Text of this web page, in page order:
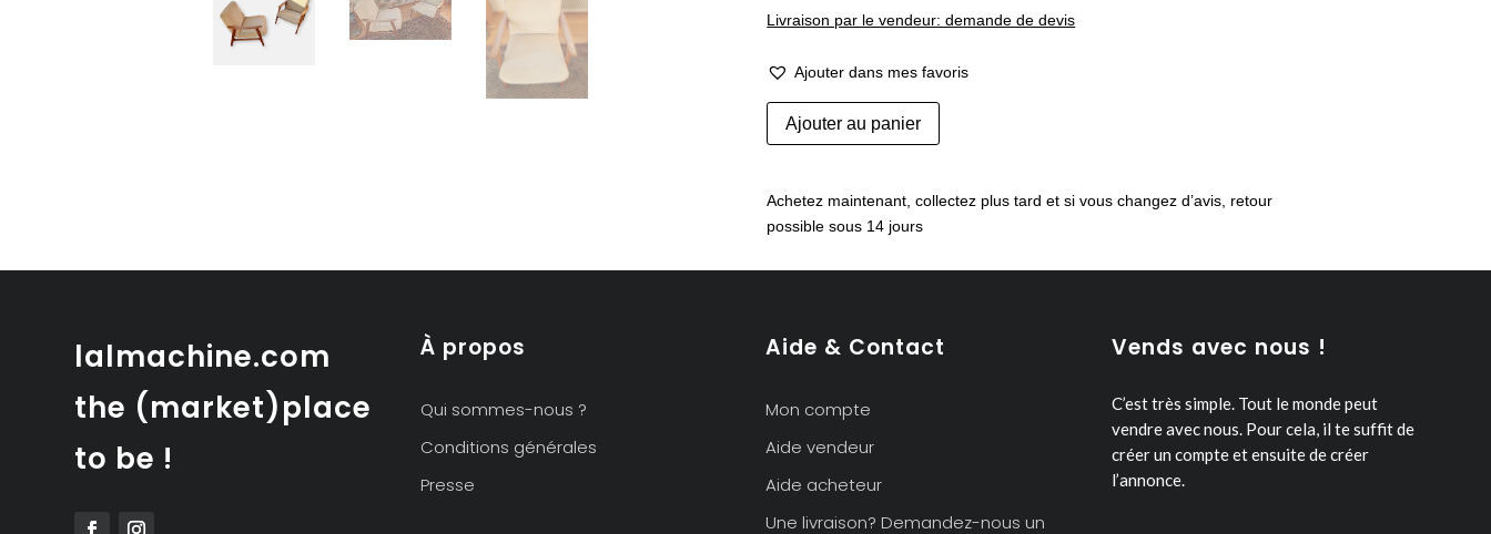
Livraison par le vendeur: demande de devis
Ajouter dans mes favoris
quantité
de
en
Ajouter au panier
Achetez maintenant, collectez plus tard et si vous changez d’avis, retour
possible sous 14 jours
lalmachine.com
the (market)place
to be !
À propos
Qui sommes-nous ?
Conditions générales
Presse
Aide & Contact
Mon compte
Aide vendeur
Aide acheteur
Une livraison? Demandez-nous un
Vends avec nous !
C’est très simple. Tout le monde peut
vendre avec nous. Pour cela, il te suffit de
créer un compte et ensuite de créer
l’annonce.